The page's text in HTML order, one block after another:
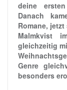
deine
Danach
Romane,
Malmkvist
gleichzeitig
Genre
besonders